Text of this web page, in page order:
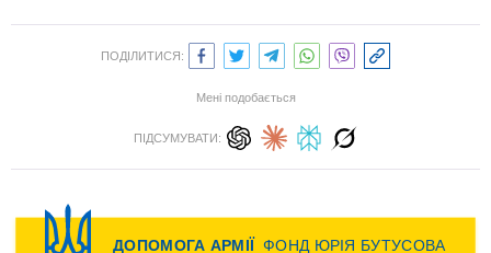
ПОДІЛИТИСЯ:
Мені подобається
ПІДСУМУВАТИ: